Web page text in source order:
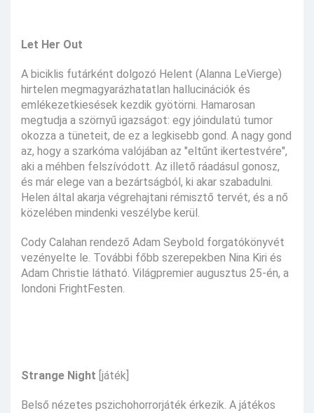
Let Her Out
A biciklis futárként dolgozó Helent (Alanna LeVierge)
hirtelen megmagyarázhatatlan hallucinációk és
emlékezetkiesések kezdik gyötörni. Hamarosan
megtudja a szörnyű igazságot: egy jóindulatú tumor
okozza a tüneteit, de ez a legkisebb gond. A nagy gond
az, hogy a szarkóma valójában az "eltűnt ikertestvére",
aki a méhben felszívódott. Az illető ráadásul gonosz,
és már elege van a bezártságból, ki akar szabadulni.
Helen által akarja végrehajtani rémisztő tervét, és a nő
közelében mindenki veszélybe kerül.
Cody Calahan rendező Adam Seybold forgatókönyvét
vezényelte le. További főbb szerepekben Nina Kiri és
Adam Christie látható. Világpremier augusztus 25-én, a
londoni FrightFesten.
Strange Night [játék]
Belső nézetes pszichohorrorjáték érkezik. A játékos